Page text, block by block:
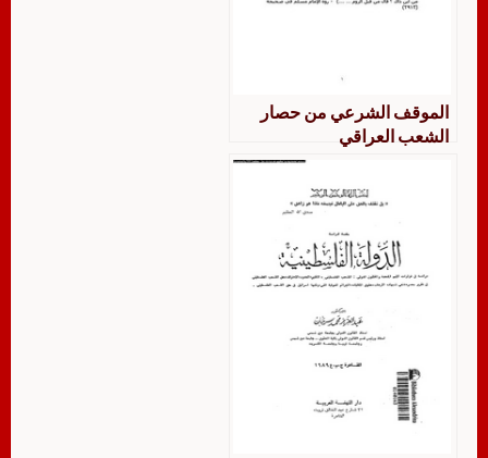
الموقف الشرعي من حصار
الشعب العراقي